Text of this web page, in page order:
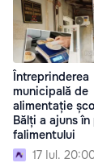
Întreprinderea
municipală de
alimentație
Bălți a ajuns în
falimentului
17 Iul.